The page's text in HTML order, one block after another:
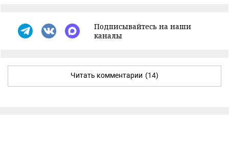
Подписывайтесь на наши
каналы
Читать комментарии (14)